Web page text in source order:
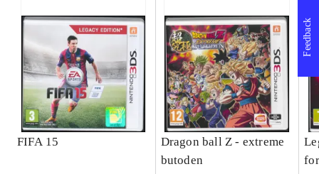
FIFA 15
Dragon ball Z - extreme
butoden
Feedback